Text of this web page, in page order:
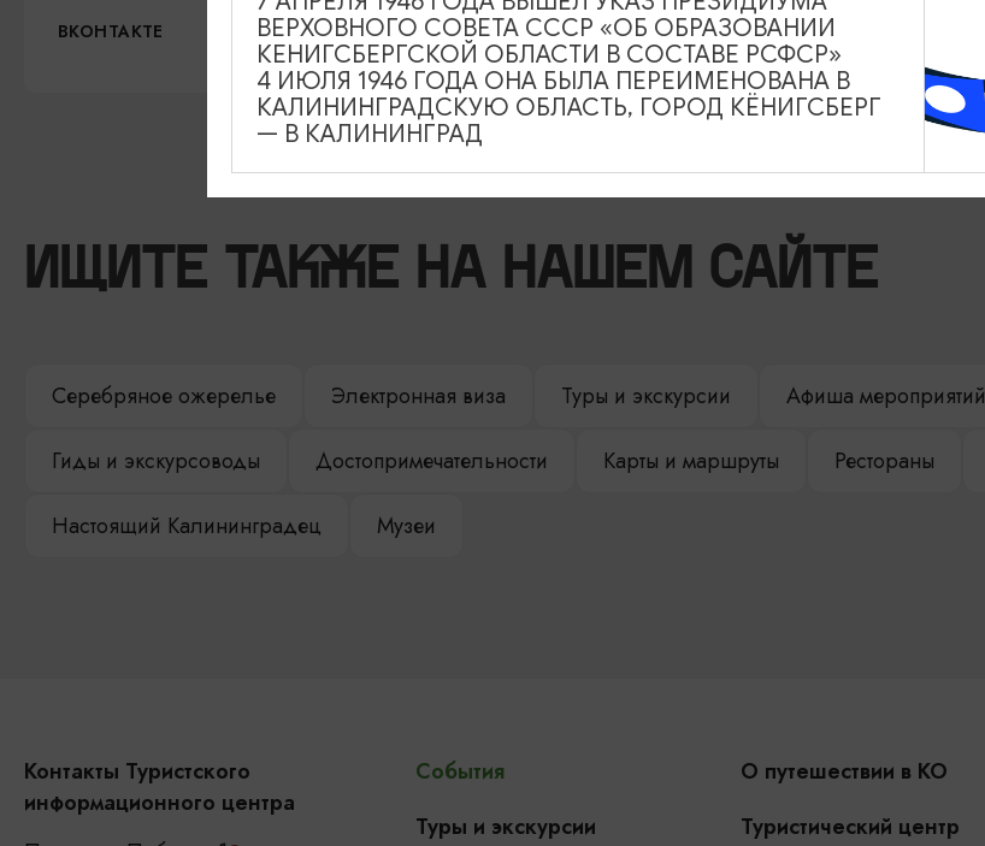
ВКОНТАКТЕ https://vk.com/artpro_yantarholl
ИЩИТЕ ТАКЖЕ НА НАШЕМ САЙТЕ
Серебряное ожерелье Электронная виза Туры и экскурсии Афиша мероприятий
Гиды и экскурсоводы Достопримечательности Карты и маршруты Рестораны
Настоящий Калининградец Музеи
Контакты Туристского
информационного центра
События
Туры и экскурсии
О путешествии в КО
Туристический центр
ВЕРХОВНОГО СОВЕТА СССР «ОБ ОБРАЗОВАНИИ
КЕНИГСБЕРГСКОЙ ОБЛАСТИ В СОСТАВЕ РСФСР»
4 ИЮЛЯ 1946 ГОДА ОНА БЫЛА ПЕРЕИМЕНОВАНА В
КАЛИНИНГРАДСКУЮ ОБЛАСТЬ, ГОРОД КЁНИГСБЕРГ
— В КАЛИНИНГРАД